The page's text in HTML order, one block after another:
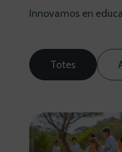
Innovamos en
Totes